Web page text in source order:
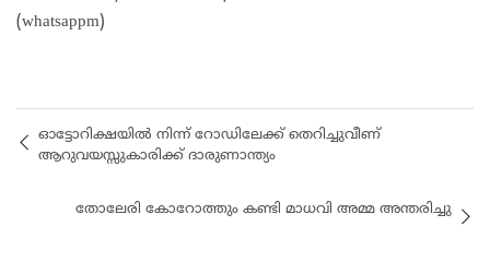
(whatsappm)
ഓട്ടോറിക്ഷയിൽ നിന്ന് റോഡിലേക്ക് തെറിച്ചുവീണ്
ആറുവയസ്സുകാരിക്ക് ദാരുണാന്ത്യം
തോലേരി കോറോത്തും കണ്ടി മാധവി അമ്മ അന്തരിച്ചു